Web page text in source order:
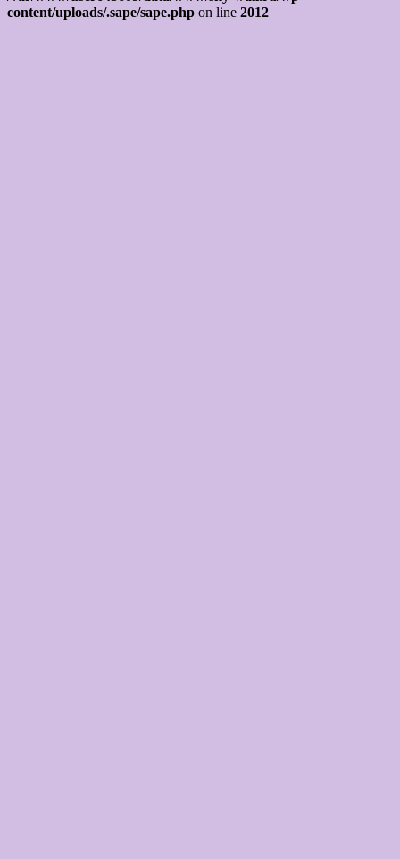
content/uploads/.sape/sape.php on line 2012